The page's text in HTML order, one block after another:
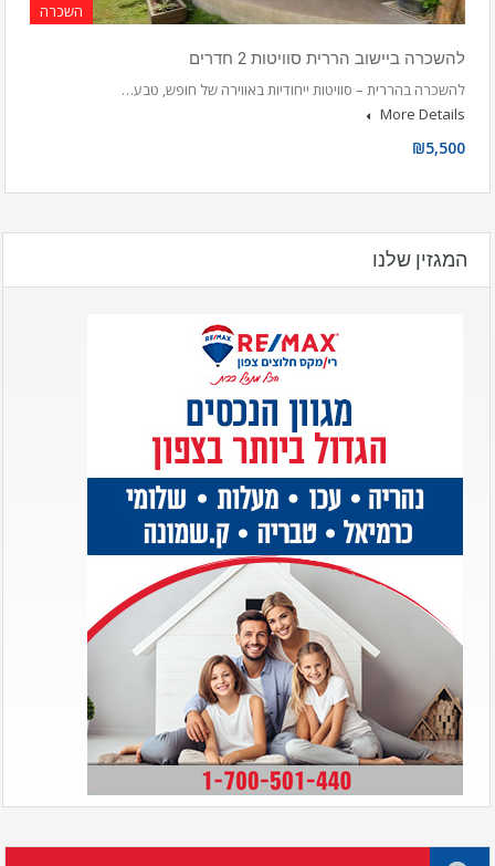
השכרה
להשכרה ביישוב הררית סוויטות 2 חדרים
להשכרה בהררית – סוויטות ייחודיות באווירה של חופש, טבע…
More Details
₪5,500
המגזין שלנו